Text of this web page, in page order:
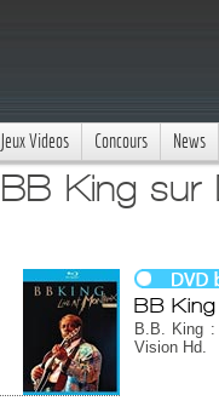
Jeux Videos Concours News
BB King sur
BB
B.B. King
Vision Hd.